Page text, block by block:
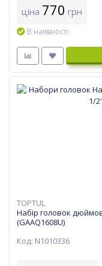
ціна 770 грн
В наявності
TOPTUL
Набір головок
(GAAQ1608U)
Код: N1010336